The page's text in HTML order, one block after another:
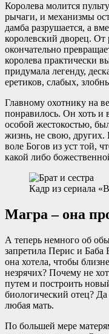
Королева молится
рычаги, и механизмы
дамба разрушается, а
королевский дворец. От
окончательно
королева практически
придумала легенду,
еретиков, слабых,
Главному охотнику на
понравилось. Он хоть и
особой жестокостью,
жизнь, не свою, других.
воле Богов из уст той,
какой либо
Кадр из сериала
Магра – она
А теперь немного об
запретила Перис и Баба
она хотела, чтобы
незрячих? Почему не
путем и построить
биологический отец?
любая мать.
По большей мере